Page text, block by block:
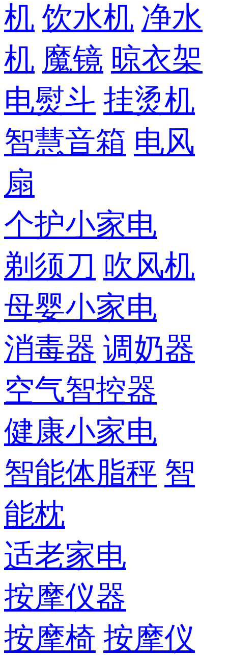
机 饮水机 净水
机 魔镜 晾衣架
电熨斗 挂烫机
智慧音箱 电风
扇
个护小家电
剃须刀 吹风机
母婴小家电
消毒器 调奶器
空气智控器
健康小家电
智能体脂秤 智
能枕
适老家电
按摩仪器
按摩椅 按摩仪